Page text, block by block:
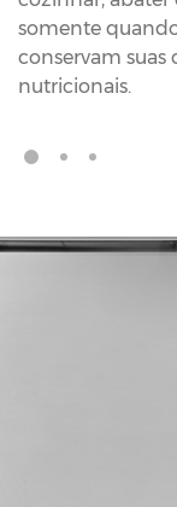
somente
conservam suas
nutricionais.